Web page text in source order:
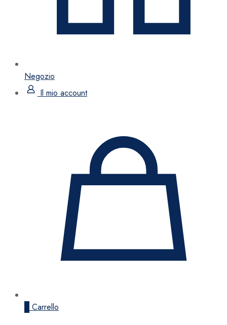
Negozio
Il mio account
Carrello